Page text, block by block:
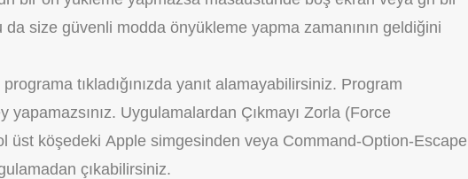
da size güvenli modda önyükleme yapma zamanının geldiğini
tıkladığınızda yanıt alamayabilirsiniz. Program
Uygulamalardan Çıkmayı Zorla (Force
üst köşedeki Apple simgesinden veya Command-Option-Escape
çıkabilirsiniz.